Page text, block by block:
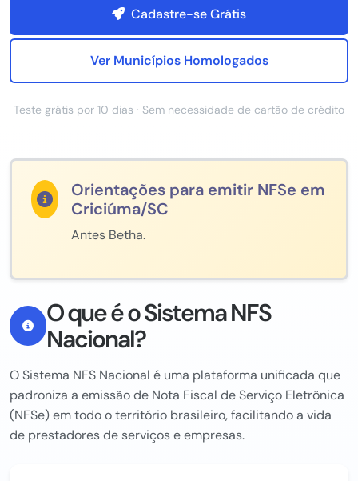
Cadastre-se Grátis
Ver Municípios Homologados
Teste grátis por 10 dias · Sem necessidade de cartão de crédito
Orientações para emitir NFSe em
Criciúma/SC
Antes Betha.
O que é o Sistema NFS
Nacional?
O Sistema NFS Nacional é uma plataforma unificada que
padroniza a emissão de Nota Fiscal de Serviço Eletrônica
(NFSe) em todo o território brasileiro, facilitando a vida
de prestadores de serviços e empresas.